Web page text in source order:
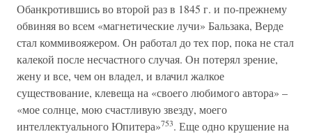
Обанкротившись во второй раз в 1845 г. и по-прежнему
обвиняя во всем «магнетические лучи» Бальзака, Верде
стал коммивояжером. Он работал до тех пор, пока не стал
калекой после несчастного случая. Он потерял зрение,
жену и все, чем он владел, и влачил жалкое
существование, клевеща на «своего любимого автора» –
«мое солнце, мою счастливую звезду, моего
интеллектуального Юпитера»753. Еще одно крушение на